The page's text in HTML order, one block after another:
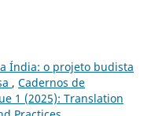
Índia: o projeto budista
, Cadernos de
1 (2025): Translation